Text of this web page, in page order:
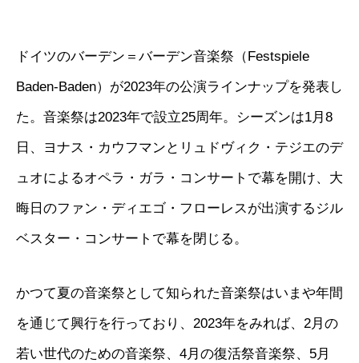
ドイツのバーデン＝バーデン音楽祭（Festspiele
Baden-Baden）が2023年の公演ラインナップを発表し
た。音楽祭は2023年で設立25周年。シーズンは1月8
日、ヨナス・カウフマンとリュドヴィク・テジエのデ
ュオによるオペラ・ガラ・コンサートで幕を開け、大
晦日のファン・ディエゴ・フローレスが出演するジル
ベスター・コンサートで幕を閉じる。
かつて夏の音楽祭として知られた音楽祭はいまや年間
を通じて興行を行っており、2023年をみれば、2月の
若い世代のための音楽祭、4月の復活祭音楽祭、5月